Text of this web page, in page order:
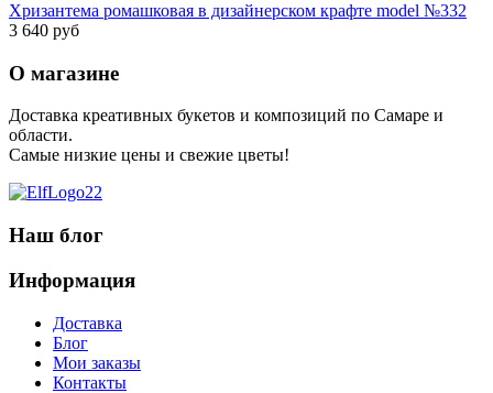
Хризантема ромашковая в дизайнерском крафте model №332
3 640 руб
О магазине
Доставка креативных букетов и композиций по Самаре и
области.
Самые низкие цены и свежие цветы!
Наш блог
Информация
Доставка
Блог
Мои заказы
Контакты